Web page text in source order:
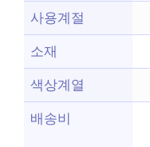
사용계절
소재
색상계열
배송비